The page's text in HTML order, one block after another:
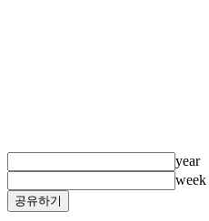
year
week
공유하기